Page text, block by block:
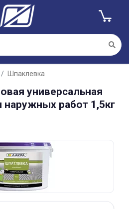
Шпаклевка
универсальная
наружных работ 1,5кг